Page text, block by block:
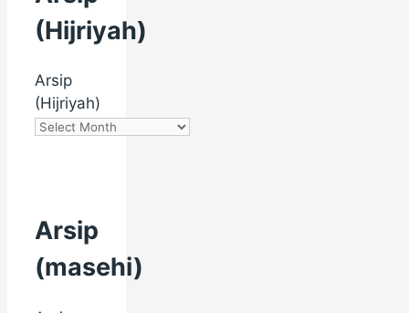
(Hijriyah)
Arsip
(Hijriyah)
Arsip
(masehi)